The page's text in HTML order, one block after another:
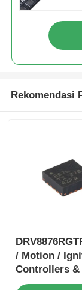
Rekomendasi
/ Motion /
Controllers
40-V 3.5-A